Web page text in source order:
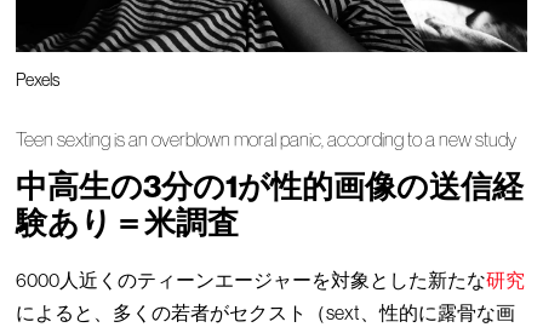
Pexels
Teen sexting is an overblown moral panic, according to a new study
中高生の3分の1が性的画像の送信経
験あり＝米調査
6000人近くのティーンエージャーを対象とした新たな研究
によると、多くの若者がセクスト（sext、性的に露骨な画